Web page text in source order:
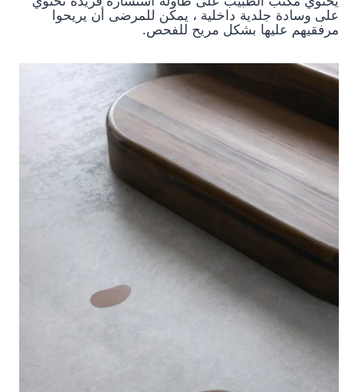
على وسادة جلدية داخلية ، يمكن للمرضى أن يريحوا
مرفقيهم عليها بشكل مريح للفحص.